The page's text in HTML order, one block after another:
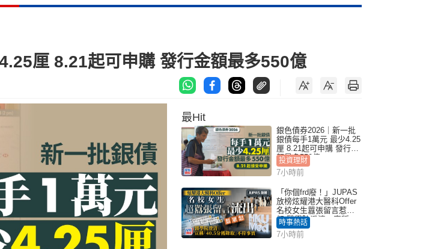
厘 8.21起可申購 發行金額最多550億
最Hit
銀色債券2026｜新一批
銀債每手1萬元 最少4.25
厘 8.21起可申購 發行金
額最多550億
投資理財
7小時前
「你個frd廢！」JUPAS
放榜炫耀港大醫科Offer
名校女生囂張留言惹眾
怒 醫學院澄清：宣稱
「40.5分獲錄取」不符事
實｜Juicy叮
時事熱話
7小時前